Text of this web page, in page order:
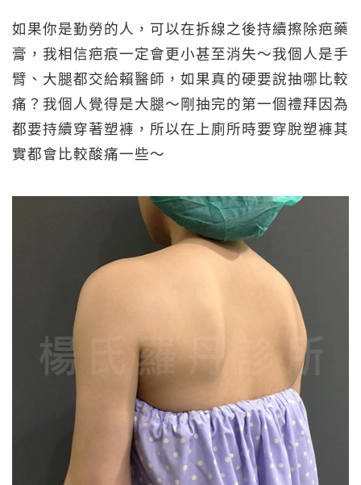
如果你是勤勞的人，可以在拆線之後持續擦除疤藥
膏，我相信疤痕一定會更小甚至消失～我個人是手
臂、大腿都交給賴醫師，如果真的硬要說抽哪比較
痛？我個人覺得是大腿～剛抽完的第一個禮拜因為
都要持續穿著塑褲，所以在上廁所時要穿脫塑褲其
實都會比較酸痛一些～